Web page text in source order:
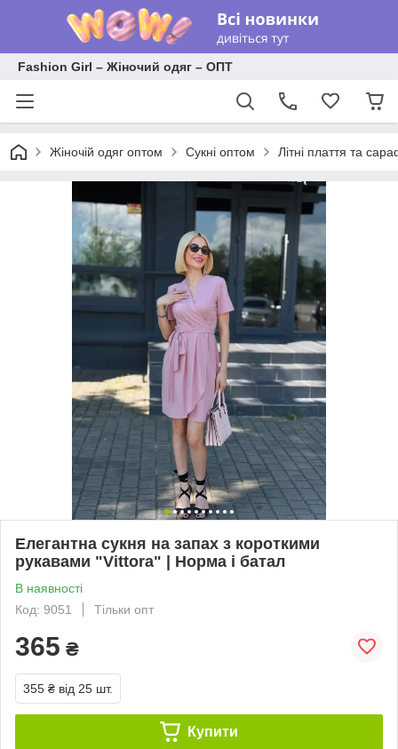
Fashion Girl – Жіночий одяг – ОПТ
Жіночій одяг оптом Сукні оптом Літні плаття та
Елегантна сукня на запах з короткими
рукавами "Vittora" | Норма і батал
В наявності
Код: 9051
Тільки опт
365 ₴
355 ₴ від 25 шт.
Купити